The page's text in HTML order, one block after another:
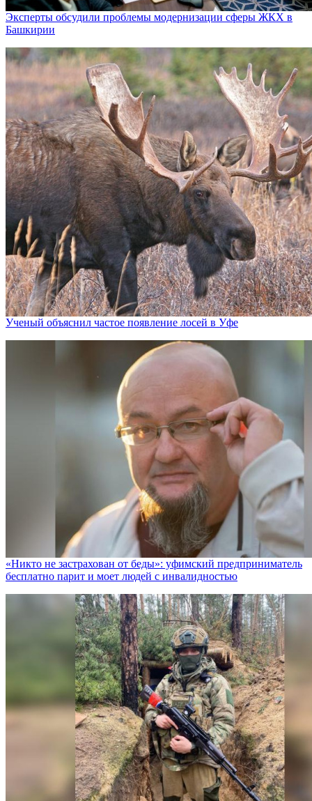
Эксперты обсудили проблемы модернизации сферы ЖКХ в
Башкирии
Ученый объяснил частое появление лосей в Уфе
«Никто не заcтрахован от беды»: уфимский предприниматель
бесплатно парит и моет людей с инвалидностью